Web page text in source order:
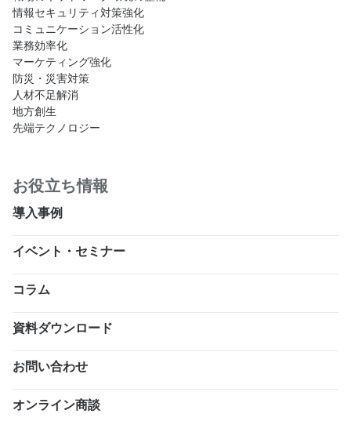
情報セキュリティ対策強化
コミュニケーション活性化
業務効率化
マーケティング強化
防災・災害対策
人材不足解消
地方創生
先端テクノロジー
お役立ち情報
導入事例
イベント・セミナー
コラム
資料ダウンロード
お問い合わせ
オンライン商談